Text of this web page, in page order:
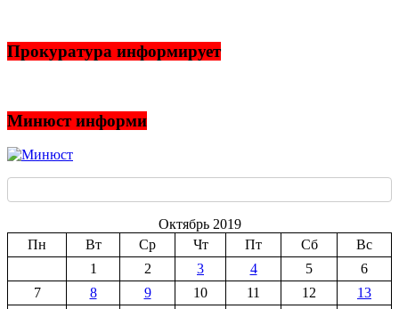
Прокуратура информирует
Минюст информи
Октябрь 2019
Пн
Вт Ср Чт Пт Сб
Вс
1
2 3 4 5
6
7
8 9 10 11 12 13